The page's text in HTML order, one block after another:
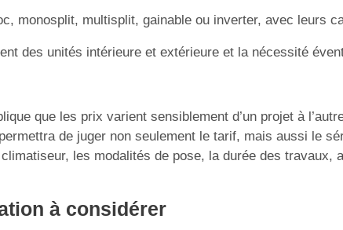
monosplit, multisplit, gainable ou inverter, avec leurs
des unités intérieure et extérieure et la nécessité
que les prix varient sensiblement d’un projet à
de juger non seulement le tarif, mais aussi le
les modalités de pose, la durée des travaux,
à considérer